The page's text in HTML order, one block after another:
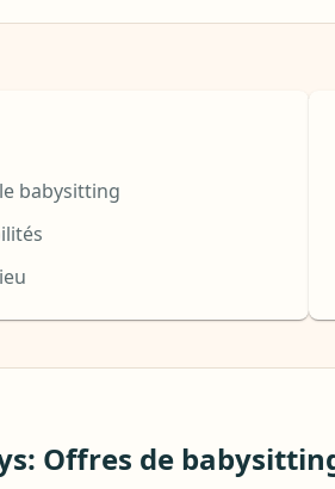
babysitting
Offres de